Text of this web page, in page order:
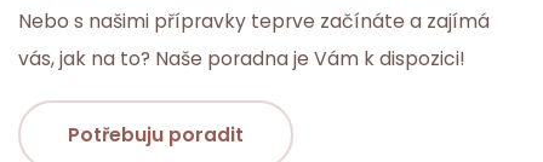
Nebo s našimi přípravky teprve začínáte a zajímá
vás, jak na to? Naše poradna je Vám k dispozici!
Potřebuju poradit